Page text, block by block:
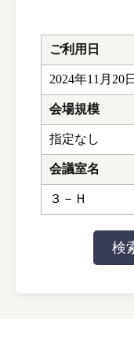
ご利用日
2024年11月20
会場規模
指定なし
会議室名
３－Ｈ